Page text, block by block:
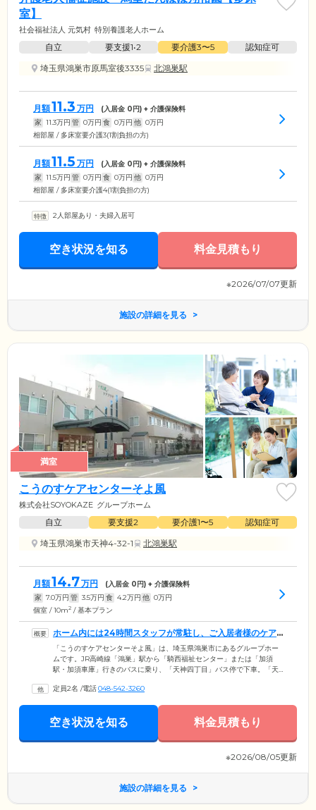
室】
社会福祉法人 元気村 特別養護老人ホーム
自立 要支援1•2 要介護3〜5
認知症可
埼玉県鴻巣市原馬室後3335
北鴻巣駅
月額11.3 万円 (入居金 0 円) + 介護保険料
家 11.3万円 管 0万円 食 0万円 他 0万円
相部屋 / 多床室要介護3(1割負担の方)
月額11.5 万円 (入居金 0 円) + 介護保険料
家 11.5万円 管 0万円 食 0万円 他 0万円
相部屋 / 多床室要介護4(1割負担の方)
2人部屋あり・夫婦入居可
空き状況を知る 料金見積もり
※2026/07/07更新
施設の詳細を見る
満室
こうのすケアセンターそよ風
株式会社SOYOKAZE グループホーム
自立 要支援2 要介護1〜5
認知症可
埼玉県鴻巣市天神4-32-1
北鴻巣駅
月額14.7万円 (入居金 0 円) + 介護保険料
家 7.0万円 管 3.5万円 食 4.2万円 他 0万円
個室 / 10m2 / 基本プラン
ホーム内には24時間スタッフが常駐し、ご入居者様のケア
をいたします
「こうのすケアセンターそよ風」は、埼玉県鴻巣市にあるグループホー
ムです。JR高崎線「鴻巣」駅から「騎西福祉センター」または「加須
駅・加須車庫」行きのバスに乗り、「天神四丁目」バス停で下車。「天
で、静かな環境のなかで穏やかな生活をお楽しみいただけます。ご入居
ケアとサポートを行いますのでご安心ください。またお部屋は全室個室
す。
定員2名 /電話048-542-3260
空き状況を知る 料金見積もり
※2026/08/05更新
施設の詳細を見る